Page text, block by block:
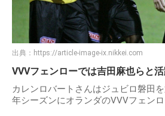
出典： https://article-image-ix.nikkei.com
VVVフェンローでは吉田麻也らと
カレンロバートさんはジュビロ磐田
年シーズンにオランダのVVVフェンロ